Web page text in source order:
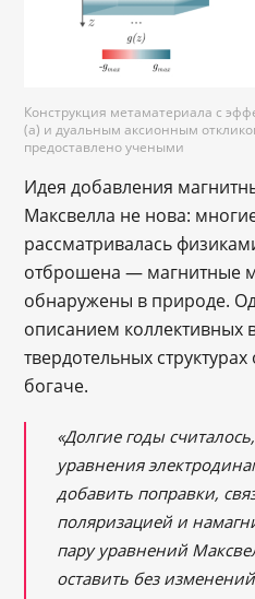
Конструкция метаматериала с
(а) и дуальным аксионным
предоставлено учеными
Идея добавления
Максвелла не нова:
рассматривалась
отброшена — магнитные
обнаружены в природе.
описанием коллективных
твердотельных
богаче.
«Долгие годы
уравнения
добавить поправки,
поляризацией и
пару уравнений
оставить без